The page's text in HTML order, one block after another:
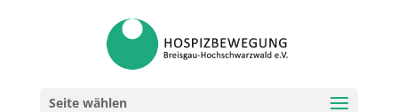
Seite wählen